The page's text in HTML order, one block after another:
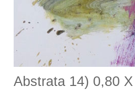
Abstrata 14) 0,80